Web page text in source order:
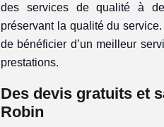
des services de qualité à
préservant la qualité du
de bénéficier d’un meilleur
prestations.
Des devis gratuits et
Robin